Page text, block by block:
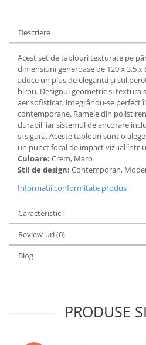
Descriere
Acest set de tablouri texturate pe
dimensiuni generoase de 120 x 3,5
aduce un plus de eleganță și stil
birou. Designul geometric și textura
aer sofisticat, integrându-se perfect
contemporane. Ramele din
durabil, iar sistemul de ancorare
și sigură. Aceste tablouri sunt o
un punct focal de impact vizual într-
Culoare: Crem, Maro
Stil de design: Contemporan,
Informatii conformitate produs
Caracteristici
Review-uri(0)
Blog
PRODUSE